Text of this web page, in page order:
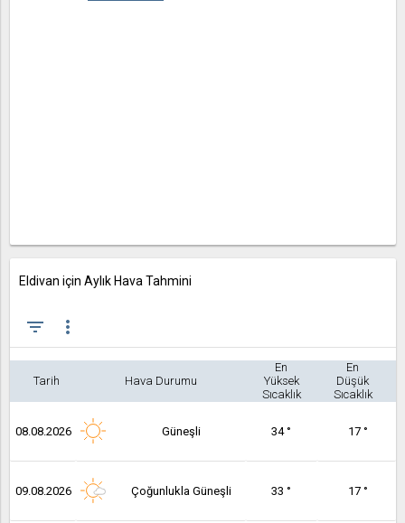
Eldivan için Aylık Hava Tahmini
filter_list more_vert
Tarih Hava Durumu
En
Yüksek
Sıcaklık
En
Düşük
Sıcaklık
08.08.2026 Güneşli 34 ° 17 °
09.08.2026 Çoğunlukla Güneşli 33 ° 17 °